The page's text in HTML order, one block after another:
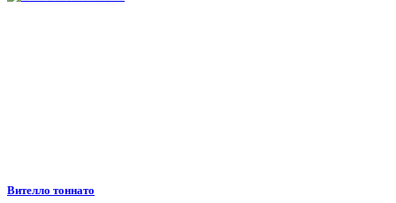
Вителло тоннато